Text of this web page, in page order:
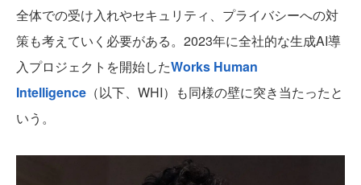
全体での受け入れやセキュリティ、プライバシーへの対
策も考えていく必要がある。2023年に全社的な生成AI導
入プロジェクトを開始したWorks Human
Intelligence （以下、WHI）も同様の壁に突き当たったと
いう。